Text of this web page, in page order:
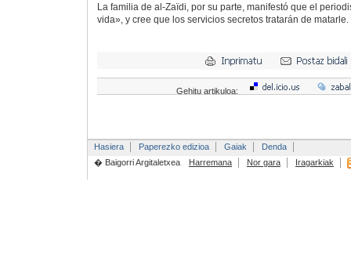
La familia de al-Zaïdi, por su parte, manifestó que el
vida», y cree que los servicios secretos tratarán de matarle.
Gehitu artikuloa:
Hasiera Paperezko edizioa Gaiak
Denda
� Baigorri Argitaletxea
Harremana Nor gara Iragarkiak